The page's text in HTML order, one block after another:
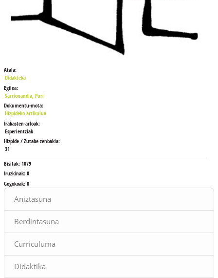
Blokeak
Aniztasuna
Berdintasuna
Curriculuma
Didaktika
Atala:
Didakteka
Egilea:
Sarrionandia, Puri
Dokumentu-mota:
Hizpideko artikulua
Irakasten-arloak:
Esperientziak
Hizpide / Zutabe zenbakia:
31
Bisitak: 1079
Iruzkinak: 0
Gogokoak: 0